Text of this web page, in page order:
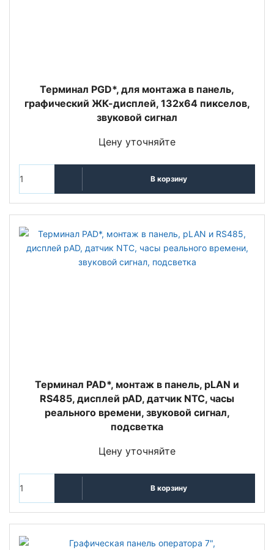
Терминал PGD*, для монтажа в панель,
графический ЖК-дисплей, 132x64 пикселов,
звуковой сигнал
Цену уточняйте
В корзину
Терминал PAD*, монтаж в панель, pLAN и
RS485, дисплей pAD, датчик NTC, часы
реального времени, звуковой сигнал,
подсветка
Цену уточняйте
В корзину